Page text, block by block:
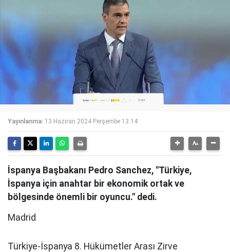
Yayınlanma: 13 Haziran 2024 Perşembe 13:14
İspanya Başbakanı Pedro Sanchez, "Türkiye,
İspanya için anahtar bir ekonomik ortak ve
bölgesinde önemli bir oyuncu." dedi.
Madrid
Türkiye-İspanya 8. Hükümetler Arası Zirve